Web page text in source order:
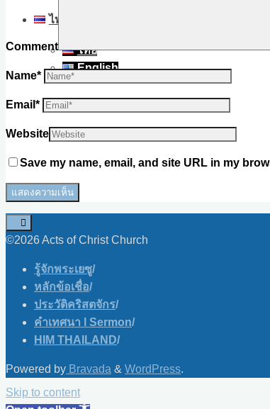
ไทย
ไทย
English
Comment
Name*
Email *
Website
Save my name, email, and site URL in my
©2026 Acts of Christ Church
รู้จักพระเยซู/
หลักข้อเชื่อ/
ประวัติคริสตจักร/
คำเทศนา l Sermon/
HIM THAILAND/
Powered by Bravada & WordPress.
Skip to content